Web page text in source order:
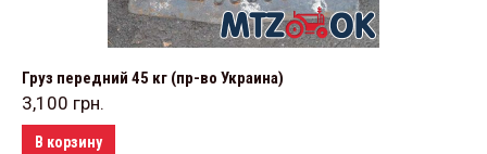
Груз передний 45 кг (пр-во Украина)
3,100 грн.
В корзину